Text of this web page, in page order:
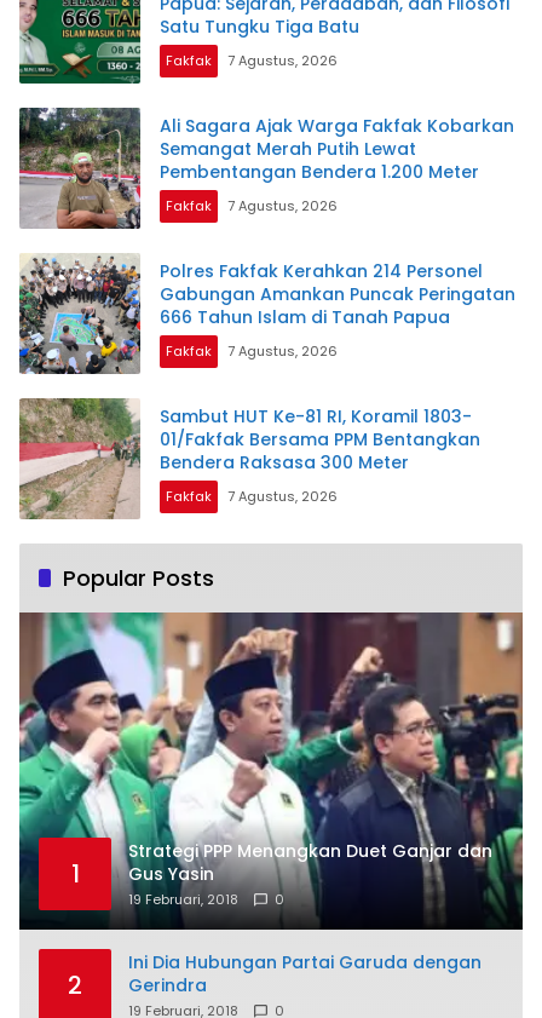
Satu Tungku Tiga Batu
Fakfak 7 Agustus, 2026
Ali Sagara Ajak Warga Fakfak Kobarkan
Semangat Merah Putih Lewat
Pembentangan Bendera 1.200 Meter
Fakfak 7 Agustus, 2026
Polres Fakfak Kerahkan 214 Personel
Gabungan Amankan Puncak Peringatan
666 Tahun Islam di Tanah Papua
Fakfak 7 Agustus, 2026
Sambut HUT Ke-81 RI, Koramil 1803-
01/Fakfak Bersama PPM Bentangkan
Bendera Raksasa 300 Meter
Fakfak 7 Agustus, 2026
Popular Posts
1
Strategi PPP Menangkan Duet Ganjar dan
Gus Yasin
19 Februari, 2018 0
2
Ini Dia Hubungan Partai Garuda dengan
Gerindra
19 Februari, 2018 0